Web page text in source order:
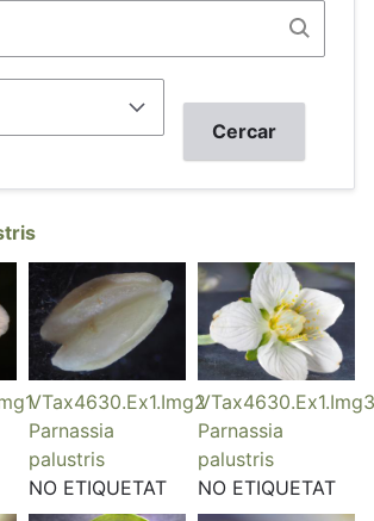
VTax4630.Ex1.Img2
Parnassia
palustris
NO ETIQUETAT
VTax4630.Ex1.Img3
Parnassia
palustris
NO ETIQUETAT